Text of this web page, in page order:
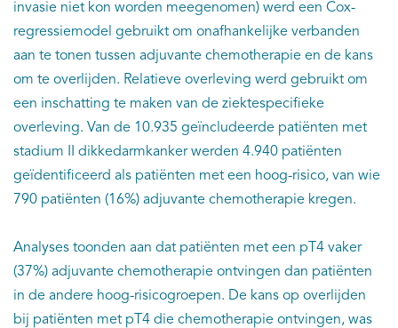
invasie niet kon worden meegenomen) werd een Cox-
regressiemodel gebruikt om onafhankelijke verbanden
aan te tonen tussen adjuvante chemotherapie en de kans
om te overlijden. Relatieve overleving werd gebruikt om
een inschatting te maken van de ziektespecifieke
overleving. Van de 10.935 geïncludeerde patiënten met
stadium II dikkedarmkanker werden 4.940 patiënten
geïdentificeerd als patiënten met een hoog-risico, van wie
790 patiënten (16%) adjuvante chemotherapie kregen.
Analyses toonden aan dat patiënten met een pT4 vaker
(37%) adjuvante chemotherapie ontvingen dan patiënten
in de andere hoog-risicogroepen. De kans op overlijden
bij patiënten met pT4 die chemotherapie ontvingen, was